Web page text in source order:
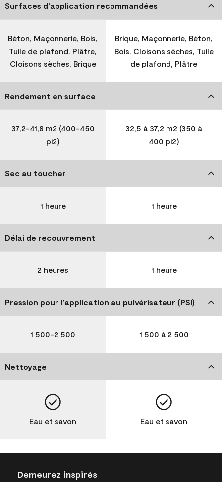
Surfaces d’application recommandées
Béton, Maçonnerie, Bois,
Tuile de plafond, Plâtre,
Cloisons sèches, Brique
Brique, Maçonnerie, Béton,
Bois, Cloisons sèches, Tuile
de plafond, Plâtre
Rendement en surface
37,2-41,8 m2 (400-450
pi2)
32,5 à 37,2 m2 (350 à
400 pi2)
Sec au toucher
1 heure 1 heure
Délai de recouvrement
2 heures 1 heure
Pression pour l’application au pulvérisateur (PSI)
1 500-2 500 1 500 à 2 500
Nettoyage
Eau et savon Eau et savon
Demeurez inspirés